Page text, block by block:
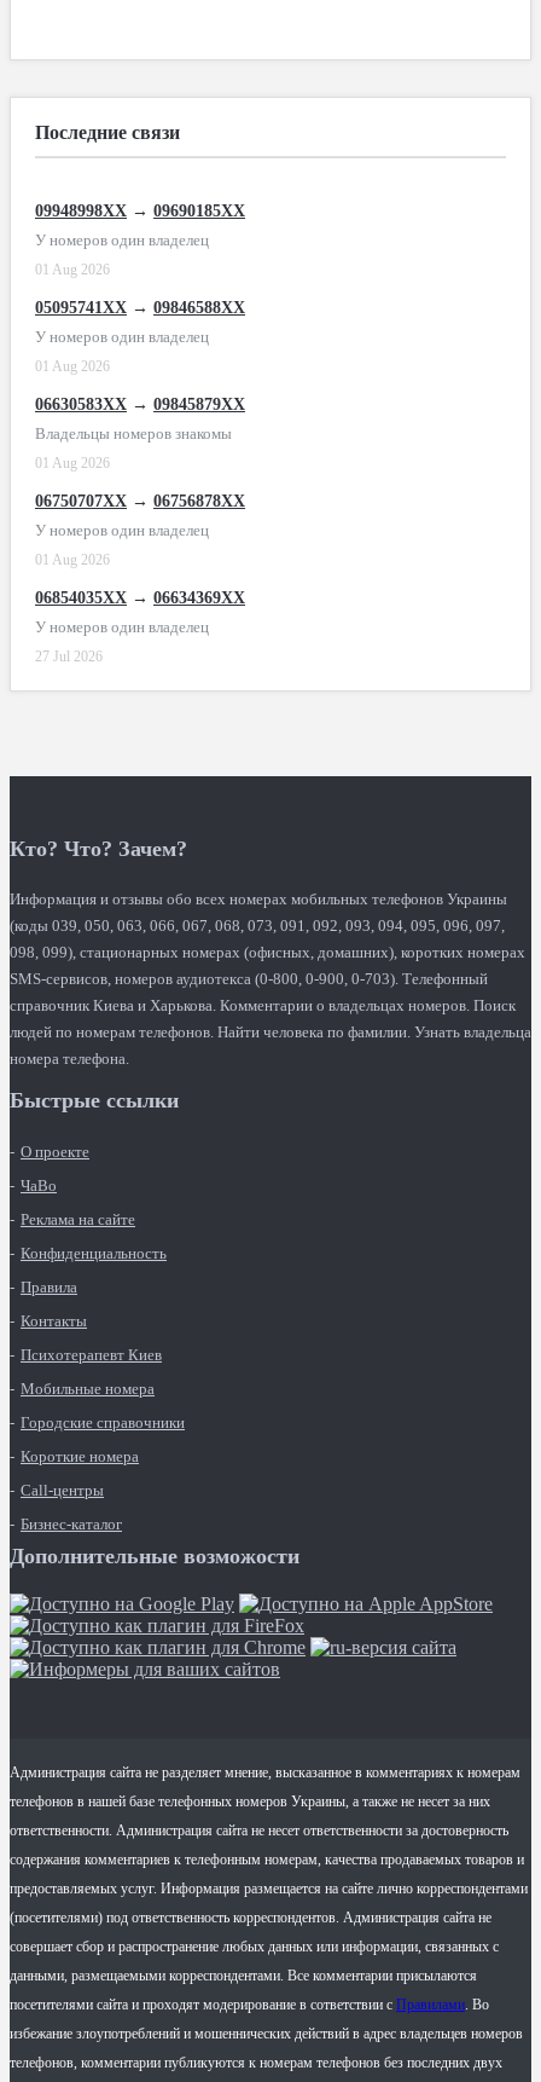
Последние связи
09948998XX → 09690185XX
У номеров один владелец
01 Aug 2026
05095741XX → 09846588XX
У номеров один владелец
01 Aug 2026
06630583XX → 09845879XX
Владельцы номеров знакомы
01 Aug 2026
06750707XX → 06756878XX
У номеров один владелец
01 Aug 2026
06854035XX → 06634369XX
У номеров один владелец
27 Jul 2026
Кто? Что? Зачем?
Информация и отзывы обо всех номерах мобильных телефонов Украины
(коды 039, 050, 063, 066, 067, 068, 073, 091, 092, 093, 094, 095, 096, 097,
098, 099), стационарных номерах (офисных, домашних), коротких номерах
SMS-сервисов, номеров аудиотекса (0-800, 0-900, 0-703). Телефонный
справочник Киева и Харькова. Комментарии о владельцах номеров. Поиск
людей по номерам телефонов. Найти человека по фамилии. Узнать владельца
номера телефона.
Быстрые ссылки
О проекте
ЧаВо
Реклама на сайте
Конфиденциальность
Правила
Контакты
Психотерапевт Киев
Мобильные номера
Городские справочники
Короткие номера
Call-центры
Бизнес-каталог
Дополнительные возможости
Администрация сайта не разделяет мнение, высказанное в комментариях к номерам
телефонов в нашей базе телефонных номеров Украины, а также не несет за них
ответственности. Администрация сайта не несет ответственности за достоверность
содержания комментариев к телефонным номерам, качества продаваемых товаров и
предоставляемых услуг. Информация размещается на сайте лично корреспондентами
(посетителями) под ответственность корреспондентов. Администрация сайта не
совершает сбор и распространение любых данных или информации, связанных с
данными, размещаемыми корреспондентами. Все комментарии присылаются
посетителями сайта и проходят модерирование в сответствии с Правилами. Во
избежание злоупотреблений и мошеннических действий в адрес владельцев номеров
телефонов, комментарии публикуются к номерам телефонов без последних двух